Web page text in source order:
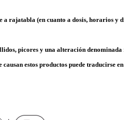
a rajatabla (en cuanto a dosis, horarios y
picores y una alteración denominada
estos productos puede traducirse